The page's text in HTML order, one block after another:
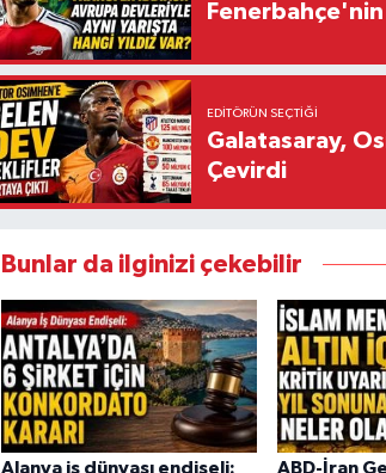
EDITÖRÜN SEÇTIĞI
Galatasaray,
Çevirdi
Bunlar da ilginizi çekebilir
Alanya iş dünyası endişeli:
ABD-İran